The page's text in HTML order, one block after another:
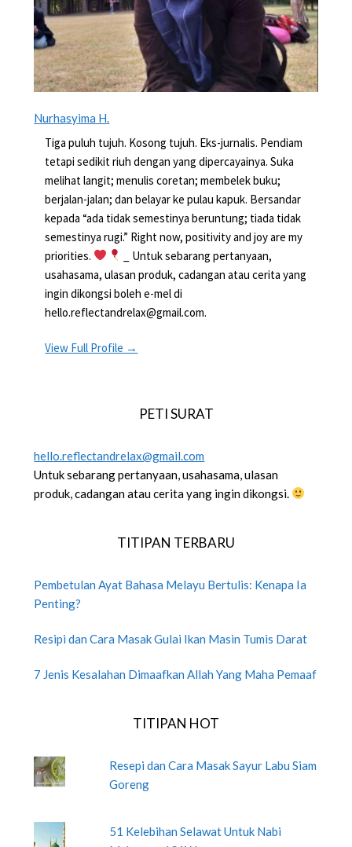
Nurhasyima H.
Tiga puluh tujuh. Kosong tujuh. Eks-jurnalis. Pendiam
tetapi sedikit riuh dengan yang dipercayainya. Suka
melihat langit; menulis coretan; membelek buku;
berjalan-jalan; dan belayar ke pulau kapuk. Bersandar
kepada “ada tidak semestinya beruntung; tiada tidak
semestinya rugi.” Right now, positivity and joy are my
priorities.
_ Untuk sebarang pertanyaan,
usahasama, ulasan produk, cadangan atau cerita yang
ingin dikongsi boleh e-mel di
hello.reflectandrelax@gmail.com.
View Full Profile →
PETI SURAT
hello.reflectandrelax@gmail.com
Untuk sebarang pertanyaan, usahasama, ulasan
produk, cadangan atau cerita yang ingin dikongsi.
TITIPAN TERBARU
Pembetulan Ayat Bahasa Melayu Bertulis: Kenapa Ia
Penting?
Resipi dan Cara Masak Gulai Ikan Masin Tumis Darat
7 Jenis Kesalahan Dimaafkan Allah Yang Maha Pemaaf
TITIPAN HOT
Resepi dan Cara Masak Sayur Labu Siam
Goreng
51 Kelebihan Selawat Untuk Nabi